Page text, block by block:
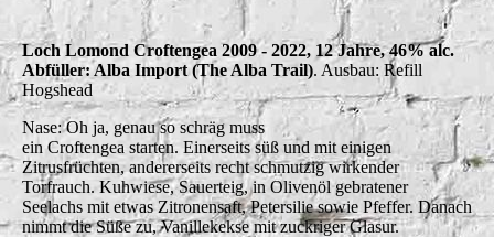
Loch Lomond Croftengea 2009 - 2022, 12 Jahre, 46% alc.
Abfüller: Alba Import (The Alba Trail). Ausbau: Refill
Hogshead
Nase: Oh ja, genau so schräg muss
ein Croftengea starten. Einerseits süß und mit einigen
Zitrusfrüchten, andererseits recht schmutzig wirkender
Torfrauch. Kuhwiese, Sauerteig, in Olivenöl gebratener
Seelachs mit etwas Zitronensaft, Petersilie sowie Pfeffer. Danach
nimmt die Süße zu, Vanillekekse mit zuckriger Glasur.